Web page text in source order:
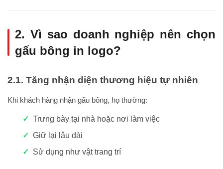
2. Vì sao doanh nghiệp nên chọn
gấu bông in logo?
2.1. Tăng nhận diện thương hiệu tự nhiên
Khi khách hàng nhận gấu bông, họ thường:
Trưng bày tại nhà hoặc nơi làm việc
Giữ lại lâu dài
Sử dụng như vật trang trí